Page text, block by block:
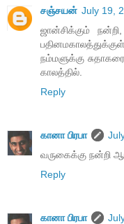
சஞ்சயன் July 19,
ஜான்சிக்கும்
நம்மளுக்கு
காலத்தில்.
Reply
கானா பிரபா
வருகைக்கு நன்றி
Reply
கானா பிரபா